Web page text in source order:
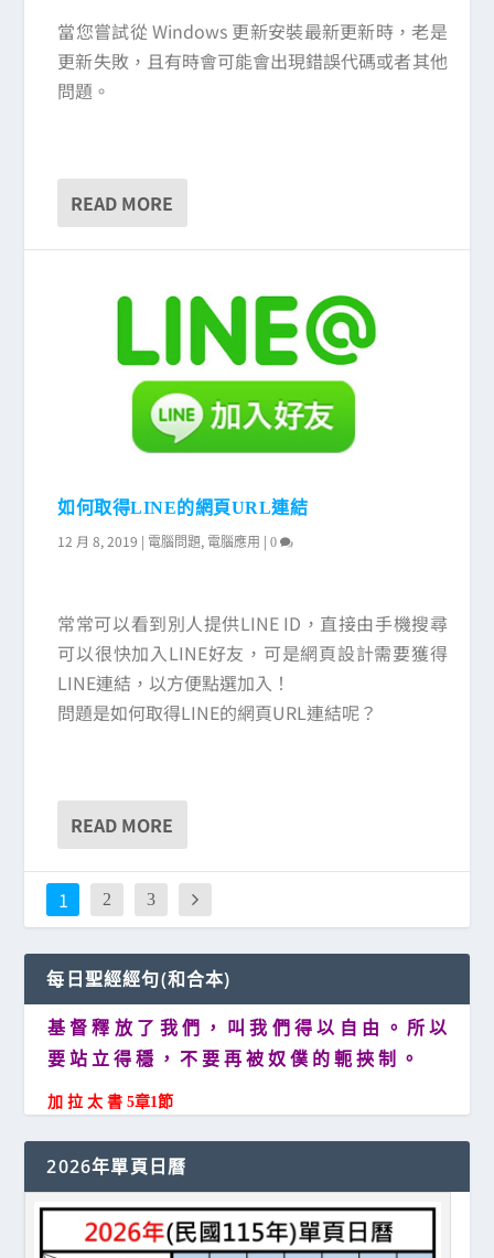
當您嘗試從 Windows 更新安裝最新更新時，老是
更新失敗，且有時會可能會出現錯誤代碼或者其他
問題。
READ MORE
如何取得LINE的網頁URL連結
12 月 8, 2019 | 電腦問題, 電腦應用 |0
常常可以看到別人提供LINE ID，直接由手機搜尋
可以很快加入LINE好友，可是網頁設計需要獲得
LINE連結，以方便點選加入！
問題是如何取得LINE的網頁URL連結呢？
READ MORE
1 2 3
每日聖經經句(和合本)
基 督 釋 放 了 我 們 ， 叫 我 們 得 以 自 由 。 所 以
要 站 立 得 穩 ， 不 要 再 被 奴 僕 的 軛 挾 制 。
加 拉 太 書 5章1節
2026年單頁日曆